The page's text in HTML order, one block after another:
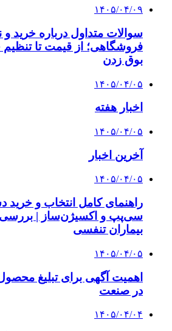
۱۴۰۵/۰۴/۰۹
سوالات متداول درباره خرید
فروشگاهی؛ از قیمت تا
بوق زدن
۱۴۰۵/۰۴/۰۵
اخبار هفته
۱۴۰۵/۰۴/۰۵
آخرین اخبار
۱۴۰۵/۰۴/۰۵
راهنمای کامل انتخاب و خرید
سی‌پپ و اکسیژن‌ساز |
بیماران تنفسی
۱۴۰۵/۰۴/۰۵
اهمیت آگهی برای تبلیغ
در صنعت
۱۴۰۵/۰۴/۰۴